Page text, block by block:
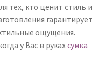
тех, кто ценит стиль и
гарантирует
ощущения.
у Вас в рукахсумка